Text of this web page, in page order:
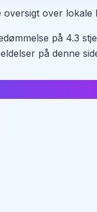
over lokale
på 4.3
på denne